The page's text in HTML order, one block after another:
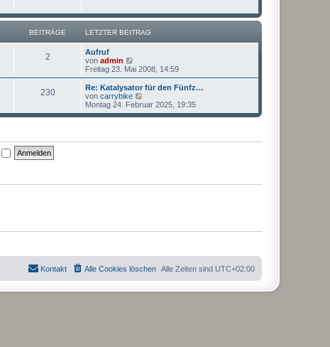
t
r
B
i
t
g
t
r
B
t
r
a
BEITRÄGE LETZTER BEITRAG
2
Aufruf
von admin
e
u
e
s
t
r
i
Freitag 23. Mai 2008, 14:59
230
Re: Katalysator für den Fünfz…
von carrybike
e
u
Montag 24. Februar 2025, 19:35
Alle Zeiten sind UTC+02:00
Alle Cookies löschen
Kontakt